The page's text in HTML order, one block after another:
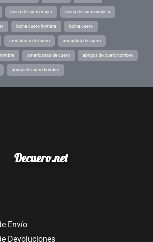
boina de cuero mujer boina de cuero inglesa
boina cuero hombre boina cuero
armaduras de cuero armadura de cuero
americanas de cuero abrigos de cuero hombre
abrigo de cuero hombre
Decuero.net
Envío
Devoluciones